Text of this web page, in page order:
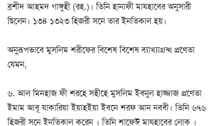
ব্রশীদ আহমদ গাঙ্গুহী (রহ.)। তিনি হানাফী মাযহাবের অনুসারী
ছিলেন। ১৩৪ ১৩২৩ হিজরী সনে তার ইনতিকাল হয়।
অনুরূপভাবে মুসলিম শরীফের বিশেষ বিশেষ ব্যাখ্যাগ্রন্থ প্রণেতা
যেমন,
৬. আল মিনহাজ ফী শরহে সহীহে মুসলিম ইবনুল হাজ্জাজ প্রণেতা
ইমাম আবূ যাকারিয়া ইয়াহইয়া ইবনে শরফ আন নববী। তিনি ৬৭৬
হিজরী সনে ইনতিকাল করেন । তিনি শাফেঈ মাযহাবের লোক ।